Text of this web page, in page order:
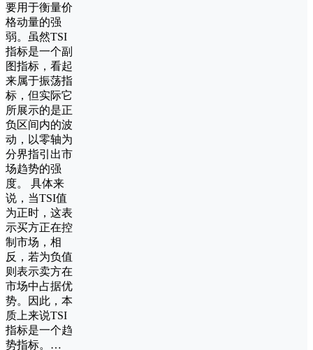
要用于衡量价
格动量的强
弱。虽然TSI
指标是一个副
图指标，看起
来属于振荡指
标，但实际它
所展示的是正
负区间内的波
动，以零轴为
分界指引出市
场趋势的强
度。 具体来
说，当TSI值
为正时，这表
示买方正在控
制市场，相
反，若为负值
则表示卖方在
市场中占据优
势。因此，本
质上来说TSI
指标是一个趋
势指标。…